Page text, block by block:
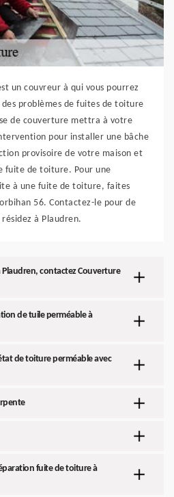
un couvreur à qui vous pourrez
des problèmes de fuites de toiture
de couverture mettra à votre
pour installer une bâche
provisoire de votre maison et
fuite de toiture. Pour une
à une fuite de toiture, faites
56. Contactez-le pour de
à Plaudren.
contactez Couverture
de tuile perméable à
de toiture perméable avec
fuite de toiture à